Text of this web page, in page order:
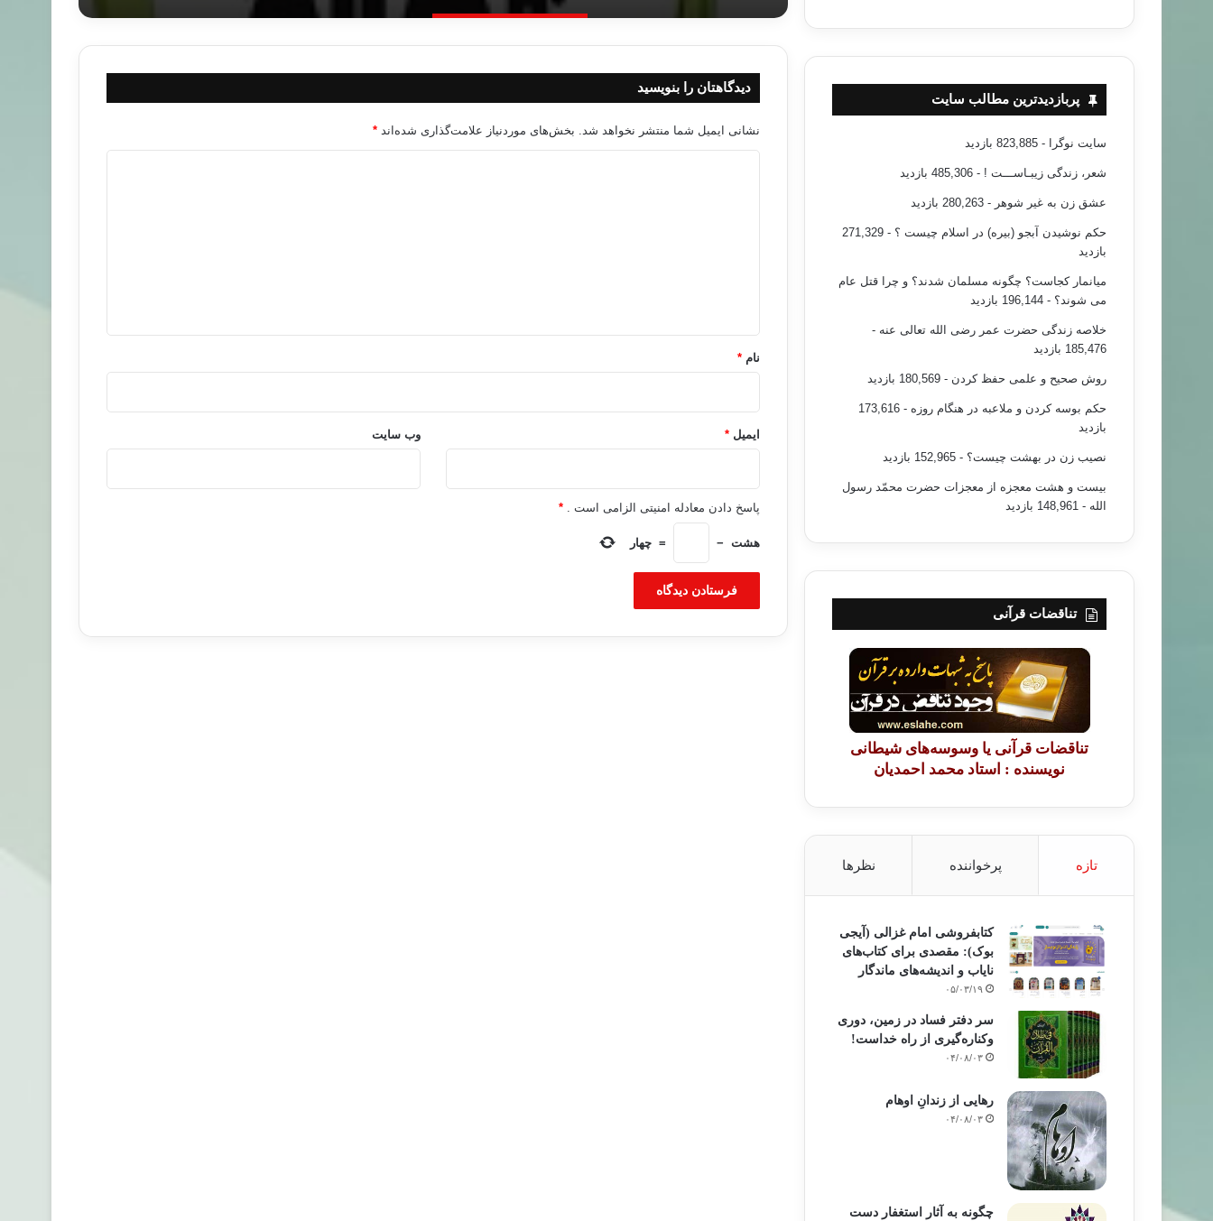
دیدگاهتان را بنویسید
نشانی ایمیل شما منتشر نخواهد شد. بخش‌های موردنیاز علامت‌گذاری شده‌اند *
نام *
ایمیل * وب‌ سایت
پاسخ دادن معادله امنیتی الزامی است . *
هشت −
= چهار
پربازدیدترین مطالب سایت
سایت نوگرا - 823,885 بازدید
شعر، زندگی زیبـاســـت ! - 485,306 بازدید
عشق زن به غیر شوهر - 280,263 بازدید
حکم نوشیدن آبجو (بیره) در اسلام چیست ؟
- 271,329
بازدید
میانمار کجاست؟ چگونه مسلمان شدند؟ و چرا قتل عام
می شوند؟ - 196,144 بازدید
خلاصه زندگی حضرت عمر رضی الله تعالی عنه -
185,476 بازدید
روش صحیح و علمی حفظ کردن - 180,569 بازدید
حکم بوسه کردن و ملاعبه در هنگام روزه
- 173,616
بازدید
نصیب زن در بهشت چیست؟ - 152,965 بازدید
بیست و هشت معجزه از معجزات حضرت محمّد رسول
الله - 148,961 بازدید
تناقضات قرآنی
تناقضات قرآنی یا وسوسه‌های شیطانی
نویسنده : استاد محمد احمدیان
تازه پرخواننده نظرها
کتابفروشی امام غزالی (آیجی
بوک): مقصدی برای کتاب‌های
نایاب و اندیشه‌های ماندگار
۰۵/۰۳/۱۹
سر دفتر فساد در زمین‌، دوری
وکناره‌گیری از راه خداست‌!
۰۴/۰۸/۰۳
رهایی از زندانِ اوهام
۰۴/۰۸/۰۳
چگونه به آثار استغفار دست